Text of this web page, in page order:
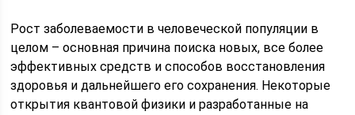
Рост заболеваемости в человеческой популяции в
целом – основная причина поиска новых, все более
эффективных средств и способов восстановления
здоровья и дальнейшего его сохранения. Некоторые
открытия квантовой физики и разработанные на